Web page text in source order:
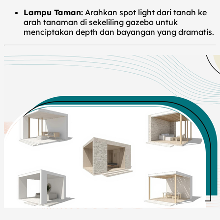
Lampu Taman: Arahkan spot light dari tanah ke
arah tanaman di sekeliling gazebo untuk
menciptakan depth dan bayangan yang dramatis.